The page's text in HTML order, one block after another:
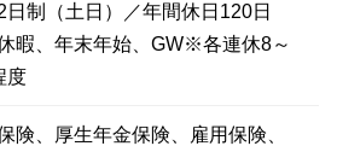
日制（土日）／年間休日120日
暇、年末年始、GW※各連休8～
度
険、厚生年金保険、雇用保険、